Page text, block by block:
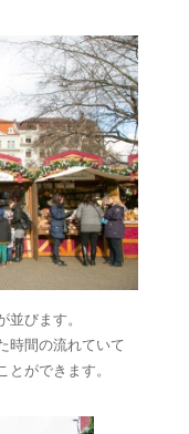
びます。
時間の流れていて
ができます。